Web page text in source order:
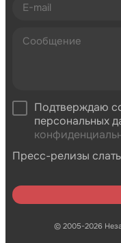
Подтверждаю
персональных
Пресс-релизы
© 2005-2026